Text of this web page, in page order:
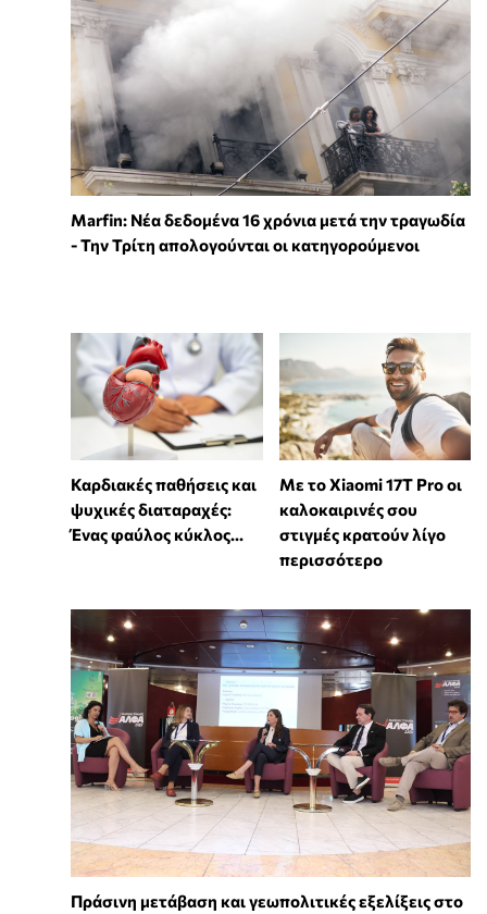
Marfin: Νέα δεδομένα 16 χρόνια μετά την τραγωδία
- Την Τρίτη απολογούνται οι κατηγορούμενοι
Καρδιακές παθήσεις και
ψυχικές διαταραχές:
Ένας φαύλος κύκλος...
Με το Xiaomi 17T Pro οι
καλοκαιρινές σου
στιγμές κρατούν λίγο
περισσότερο
Πράσινη μετάβαση και γεωπολιτικές εξελίξεις στο